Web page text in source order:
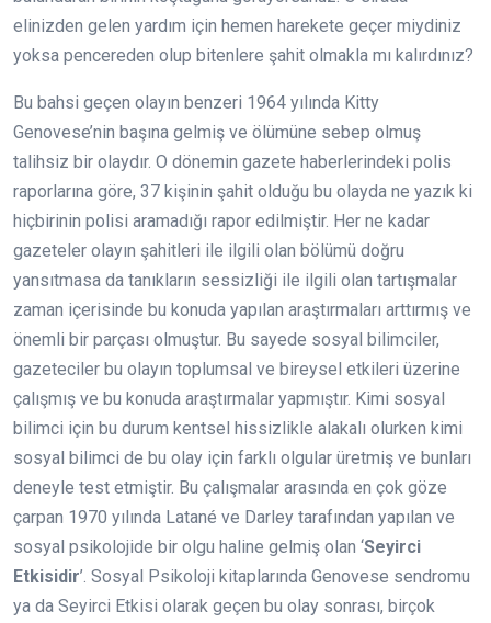
elinizden gelen yardım için hemen harekete geçer miydiniz
yoksa pencereden olup bitenlere şahit olmakla mı kalırdınız?
Bu bahsi geçen olayın benzeri 1964 yılında Kitty
Genovese’nin başına gelmiş ve ölümüne sebep olmuş
talihsiz bir olaydır. O dönemin gazete haberlerindeki polis
raporlarına göre, 37 kişinin şahit olduğu bu olayda ne yazık ki
hiçbirinin polisi aramadığı rapor edilmiştir. Her ne kadar
gazeteler olayın şahitleri ile ilgili olan bölümü doğru
yansıtmasa da tanıkların sessizliği ile ilgili olan tartışmalar
zaman içerisinde bu konuda yapılan araştırmaları arttırmış ve
önemli bir parçası olmuştur. Bu sayede sosyal bilimciler,
gazeteciler bu olayın toplumsal ve bireysel etkileri üzerine
çalışmış ve bu konuda araştırmalar yapmıştır. Kimi sosyal
bilimci için bu durum kentsel hissizlikle alakalı olurken kimi
sosyal bilimci de bu olay için farklı olgular üretmiş ve bunları
deneyle test etmiştir. Bu çalışmalar arasında en çok göze
çarpan 1970 yılında Latané ve Darley tarafından yapılan ve
sosyal psikolojide bir olgu haline gelmiş olan ‘Seyirci
Etkisidir’. Sosyal Psikoloji kitaplarında Genovese sendromu
ya da Seyirci Etkisi olarak geçen bu olay sonrası, birçok